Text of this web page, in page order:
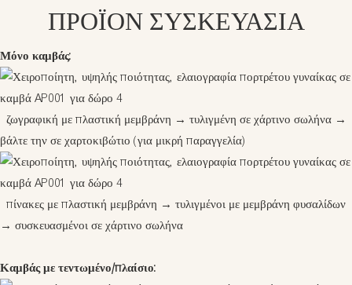
ΠΡΟΪΟΝ ΣΥΣΚΕΥΑΣΊΑ
Μόνο καμβάς:
ζωγραφική με πλαστική μεμβράνη → τυλιγμένη σε χάρτινο σωλήνα →
βάλτε την σε χαρτοκιβώτιο (για μικρή παραγγελία)
πίνακες με πλαστική μεμβράνη → τυλιγμένοι με μεμβράνη φυσαλίδων
→ συσκευασμένοι σε χάρτινο σωλήνα
Καμβάς με τεντωμένο/πλαίσιο: